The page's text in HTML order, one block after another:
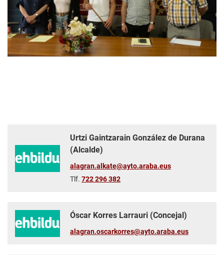
Urtzi Gaintzarain González de Durana
(Alcalde)
alagran.alkate@ayto.araba.eus
Tlf. 722 296 382
Óscar Korres Larrauri (Concejal)
alagran.oscarkorres@ayto.araba.eus